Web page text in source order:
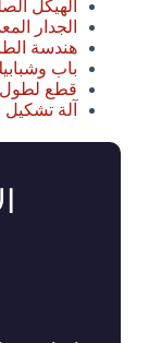
الهيكل
الجدار
هندسة
باب
قطع
آلة تشكيل